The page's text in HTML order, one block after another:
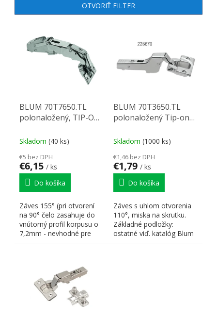
OTVORIŤ FILTER
BLUM 70T7650.TL
polonaložený, TIP-ON,
Skladom (40 ks)
€5 bez DPH
€6,15 / ks
Do košíka
Záves 155° (pri otvorení
na 90° čelo zasahuje do
vnútorný profil korpusu o
7,2mm - nevhodné pre
potravinové skrine;...
BLUM 70T3650.TL
polonaložený Tip-on
Skladom (1000 ks)
€1,46 bez DPH
€1,79 / ks
Do košíka
Záves s uhlom otvorenia
110°, miska na skrutku.
Základné podložky:
ostatné viď. katalóg Blum
skrutka 173 L6100 -...